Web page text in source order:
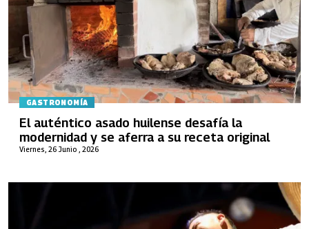
GASTRONOMÍA
Viernes, 26 Junio , 2026
El auténtico asado huilense desafía la
modernidad y se aferra a su receta original